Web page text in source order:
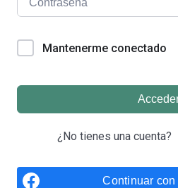
Mantenerme conectado
¿No tienes una cuenta?
Continuar con